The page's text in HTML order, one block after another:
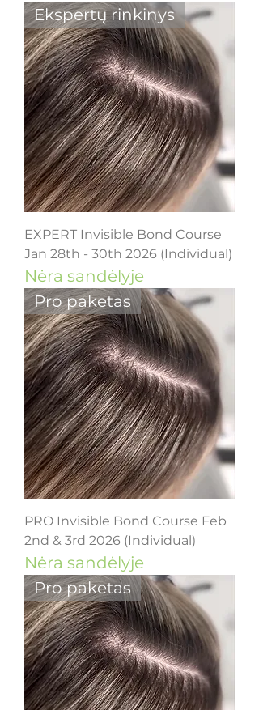
Ekspertų rinkinys
EXPERT Invisible Bond Course
Jan 28th - 30th 2026 (Individual)
Nėra sandėlyje
Pro paketas
PRO Invisible Bond Course Feb
2nd & 3rd 2026 (Individual)
Nėra sandėlyje
Pro paketas